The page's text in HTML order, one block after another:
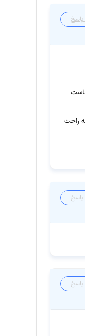
پاسخ
راحت
پاسخ
پاسخ